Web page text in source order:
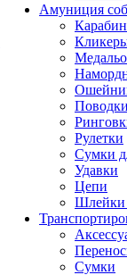
Амуниция
Рулетки
Сумки
Удавки
Цепи
Шлейки
Сумки